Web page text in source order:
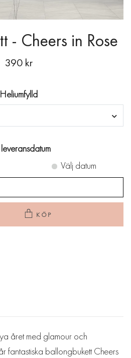
- Cheers in Rose
390 kr
Heliumfylld
Välj datum
KÖP
året med glamour och
fantastiska ballongbukett Cheers